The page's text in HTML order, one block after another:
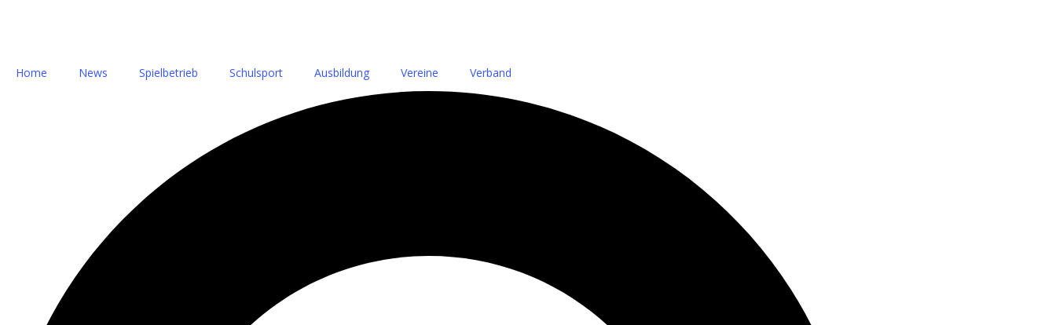
Home News Spielbetrieb Schulsport Ausbildung Vereine Verband